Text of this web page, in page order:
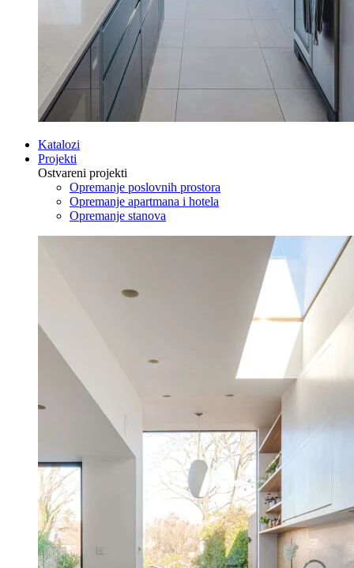
Katalozi
Projekti
Ostvareni projekti
Opremanje poslovnih prostora
Opremanje apartmana i hotela
Opremanje stanova